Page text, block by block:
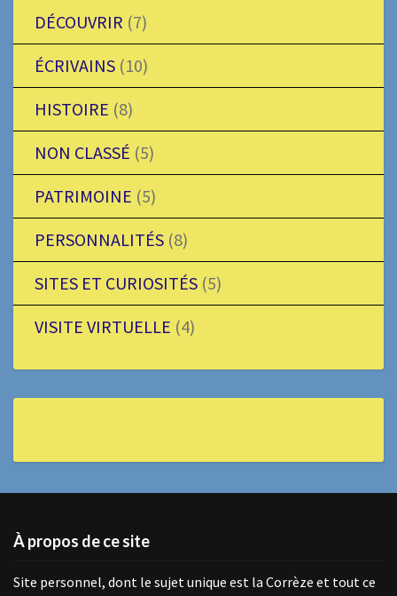
DÉCOUVRIR (7)
ÉCRIVAINS (10)
HISTOIRE (8)
NON CLASSÉ (5)
PATRIMOINE (5)
PERSONNALITÉS (8)
SITES ET CURIOSITÉS (5)
VISITE VIRTUELLE (4)
À propos de ce site
Site personnel, dont le sujet unique est la Corrèze et tout ce